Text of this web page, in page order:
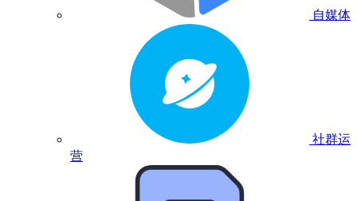
自媒体
社群运
营